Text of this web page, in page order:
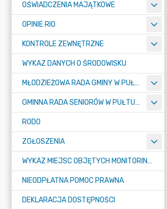
OŚWIADCZENIA MAJĄTKOWE
OPINIE RIO
KONTROLE ZEWNĘTRZNE
WYKAZ DANYCH O ŚRODOWISKU
MŁODZIEŻOWA RADA GMINY W PUŁTUSKU
GMINNA RADA SENIORÓW W PUŁTUSKU
RODO
ZGŁOSZENIA
WYKAZ MIEJSC OBJĘTYCH MONITORINGIEM
NIEODPŁATNA POMOC PRAWNA
DEKLARACJA DOSTĘPNOŚCI